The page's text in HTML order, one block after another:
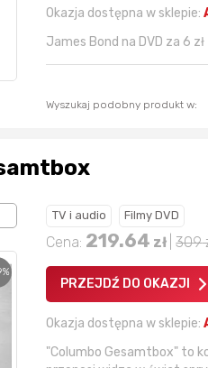
Okazja dostępna w sklepie:
James Bond na DVD za 6
Wyszukaj podobny produkt w:
TV i audio Filmy DVD
Cena: 219.64 zł 309
PRZEJDŹ DO OKAZJI
Okazja dostępna w sklepie:
"Columbo Gesamtbox" to